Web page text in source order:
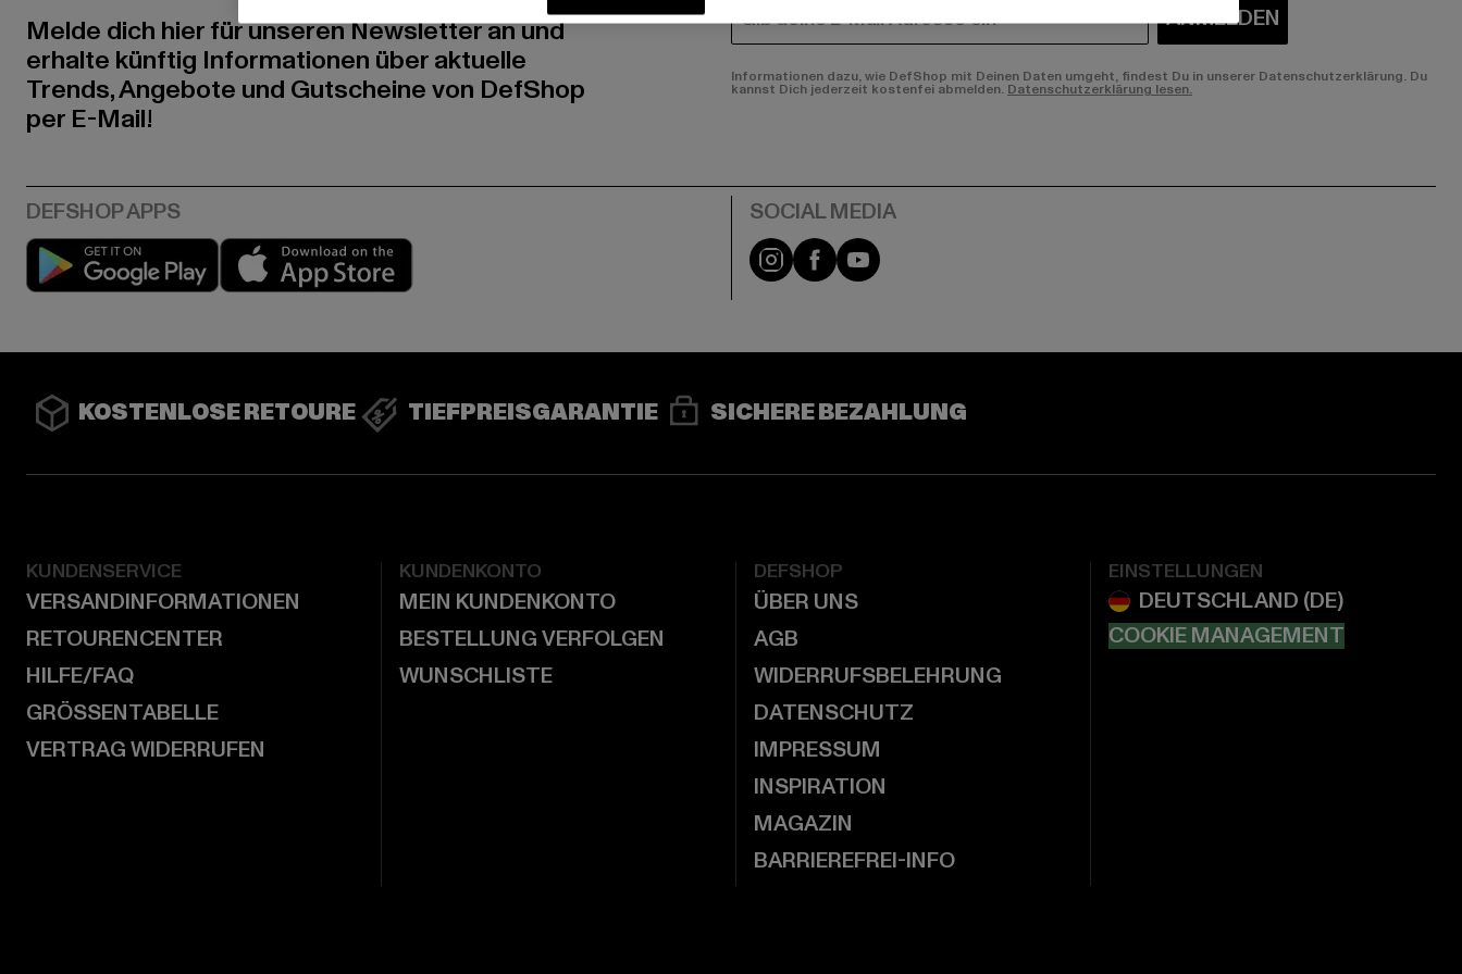
Melde dich hier für unseren Newsletter an und
erhalte künftig Informationen über aktuelle
Trends, Angebote und Gutscheine von DefShop
per E-Mail!
E-MAIL ANMELDEN
Informationen dazu, wie DefShop mit Deinen Daten umgeht, findest Du in unserer Datenschutzerklärung. Du
kannst Dich jederzeit kostenfei abmelden. Datenschutzerklärung lesen.
Play market Instagram
FacebookYouTube
KOSTENLOSE RETOURE TIEFPREISGARANTIE SICHERE BEZAHLUNG
KUNDENSERVICE
VERSANDINFORMATIONEN
RETOURENCENTER
HILFE/FAQ
GRÖSSENTABELLE
VERTRAG WIDERRUFEN
KUNDENKONTO
MEIN KUNDENKONTO
BESTELLUNG VERFOLGEN
WUNSCHLISTE
DEFSHOP
ÜBER UNS
AGB
WIDERRUFSBELEHRUNG
DATENSCHUTZ
IMPRESSUM
INSPIRATION
MAGAZIN
BARRIEREFREI-INFO
EINSTELLUNGEN
COOKIE MANAGEMENT